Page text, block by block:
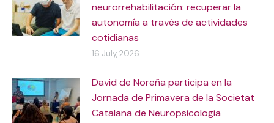
neurorrehabilitación: recuperar la
autonomía a través de actividades
cotidianas
16 July, 2026
David de Noreña participa en la
Jornada de Primavera de la Societat
Catalana de Neuropsicologia